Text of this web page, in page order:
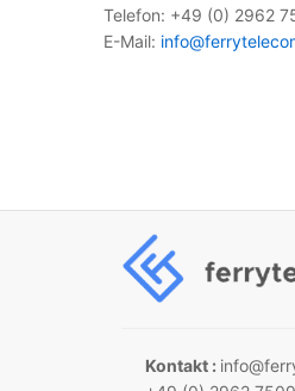
Telefon: +49 (0) 2962
E-Mail:
Kontakt :